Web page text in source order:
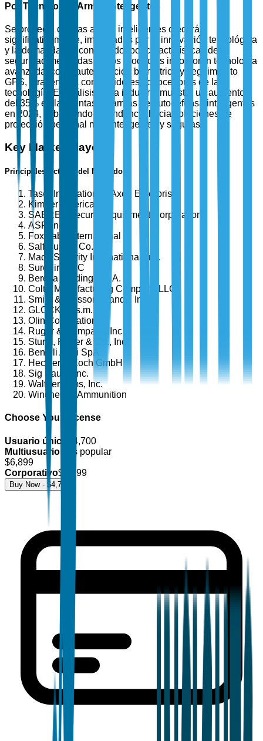
Por Tecnología: Armas Inteligentes
Se proyecta que las armas inteligentes crecerán
significativamente, impulsadas por la innovación tecnológica
y la demanda del consumidor por características de
seguridad mejoradas. Estos productos incorporan tecnología
avanzada, como autenticación biométrica y seguimiento
GPS, atrayendo a consumidores conocedores de la
tecnología. El análisis de la industria muestra un aumento
del 35% en las ventas de armas de autodefensa inteligentes
en 2024, subrayando la tendencia hacia soluciones de
protección personal más inteligentes y seguras.
Key Market Players
Principales Actores del Mercado
Taser International (Axon Enterprise)
Kimber America
SABRE - Security Equipment Corporation
ASP, Inc.
Fox Labs International
Salt Supply Co.
Mace Security International, Inc.
SureFire LLC
Beretta Holding S.p.A.
Colt's Manufacturing Company LLC
Smith & Wesson Brands, Inc.
GLOCK Ges.m.b.H.
Olin Corporation
Ruger & Company, Inc.
Sturm, Ruger & Co., Inc.
Benelli Armi SpA
Heckler & Koch GmbH
Sig Sauer, Inc.
Walther Arms, Inc.
Winchester Ammunition
Choose Your License
Usuario único
4,700
Multiusuario Más popular
$6,899
Corporativo$ 8,499
Buy Now - $4,700